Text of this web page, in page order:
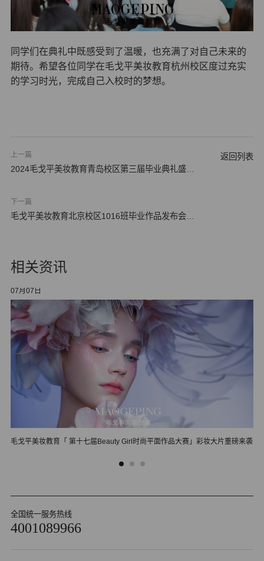
同学们在典礼中既感受到了温暖，也充满了对自己未来的
期待。希望各位同学在毛戈平美妆教育杭州校区度过充实
的学习时光，完成自己入校时的梦想。
上一篇
2024毛戈平美妆教育青岛校区第三届毕业典礼盛大
下一篇
毛戈平美妆教育北京校区1016班毕业作品发布会隆
返回列表
相关资讯
07月07日
毛戈平美妆教育「 第十七届Beauty Girl时尚平面作品大赛」彩妆大片重磅来袭
全国统一服务热线
4001089966